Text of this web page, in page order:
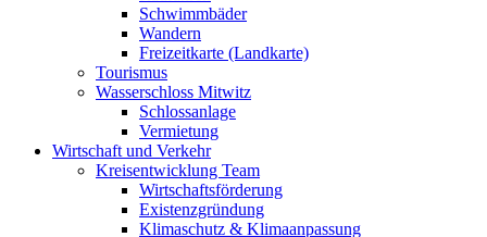
Schwimmbäder
Wandern
Freizeitkarte (Landkarte)
Tourismus
Wasserschloss Mitwitz
Schlossanlage
Vermietung
Wirtschaft und Verkehr
Kreisentwicklung Team
Wirtschaftsförderung
Existenzgründung
Klimaschutz & Klimaanpassung